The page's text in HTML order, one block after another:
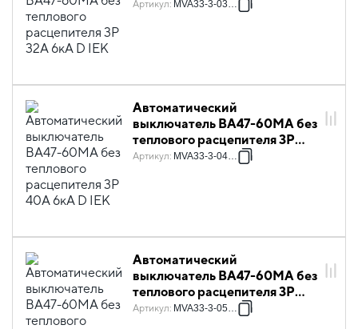
32А 6кА D IEK
Артикул: MVA33-3-032-D
Автоматический
выключатель ВА47-60МА без
теплового расцепителя 3P
40А 6кА D IEK
Артикул: MVA33-3-040-D
Автоматический
выключатель ВА47-60МА без
теплового расцепителя 3P
50А 6кА D IEK
Артикул: MVA33-3-050-D